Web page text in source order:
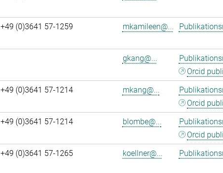
+49 (0)3641 57-1259 mkamileen@...
gkang@...
Orcid
+49 (0)3641 57-1214 mkang@...
Orcid
+49 (0)3641 57-1214 blombe@...
Orcid
+49 (0)3641 57-1265 koellner@...